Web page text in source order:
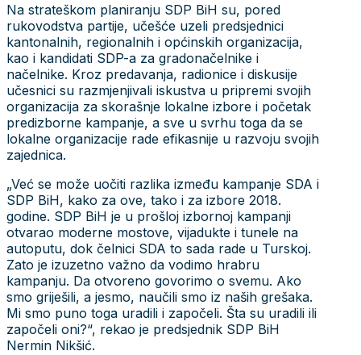
Na strateškom planiranju SDP BiH su, pored
rukovodstva partije, učešće uzeli predsjednici
kantonalnih, regionalnih i općinskih organizacija,
kao i kandidati SDP-a za gradonačelnike i
načelnike. Kroz predavanja, radionice i diskusije
učesnici su razmjenjivali iskustva u pripremi svojih
organizacija za skorašnje lokalne izbore i početak
predizborne kampanje, a sve u svrhu toga da se
lokalne organizacije rade efikasnije u razvoju svojih
zajednica.
„Već se može uočiti razlika između kampanje SDA i
SDP BiH, kako za ove, tako i za izbore 2018.
godine. SDP BiH je u prošloj izbornoj kampanji
otvarao moderne mostove, vijadukte i tunele na
autoputu, dok čelnici SDA to sada rade u Turskoj.
Zato je izuzetno važno da vodimo hrabru
kampanju. Da otvoreno govorimo o svemu. Ako
smo griješili, a jesmo, naučili smo iz naših grešaka.
Mi smo puno toga uradili i započeli. Šta su uradili ili
započeli oni?“, rekao je predsjednik SDP BiH
Nermin Nikšić.